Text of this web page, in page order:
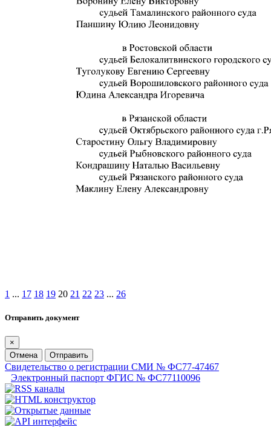
1 ... 17 18 19 20 21 22 23 ... 26
Отправить документ
×
Отмена
Отправить
Свидетельство о регистрации СМИ № ФС77-47467
Электронный паспорт ФГИС № ФС77110096